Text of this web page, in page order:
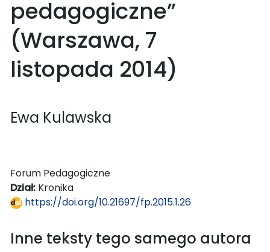
pedagogiczne”
(Warszawa, 7
listopada 2014)
Ewa Kulawska
Forum Pedagogiczne
Dział: Kronika
https://doi.org/10.21697/fp.2015.1.26
Inne teksty tego samego autora